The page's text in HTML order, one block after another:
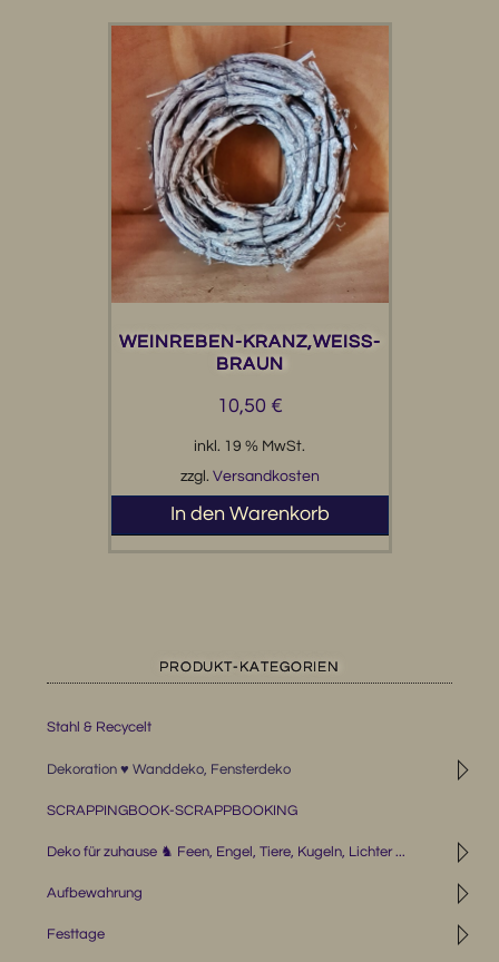
WEINREBEN-KRANZ,WEISS-B
RAUN
10,50 €
inkl. 19 % MwSt.
zzgl. Versandkosten
In den Warenkorb
PRODUKT-KATEGORIEN
Stahl & Recycelt
◹
Dekoration ♥ Wanddeko, Fensterdeko
SCRAPPINGBOOK-SCRAPPBOOKING
◹
Deko für zuhause ♞ Feen, Engel, Tiere, Kugeln, Lichter ...
◹
Aufbewahrung
◹
Festtage